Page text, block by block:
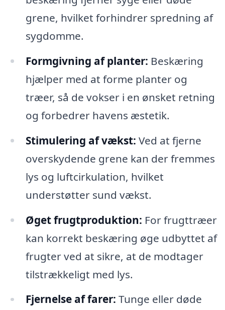
grene, hvilket forhindrer spredning af
sygdomme.
Formgivning af planter: Beskæring
hjælper med at forme planter og
træer, så de vokser i en ønsket retning
og forbedrer havens æstetik.
Stimulering af vækst: Ved at fjerne
overskydende grene kan der fremmes
lys og luftcirkulation, hvilket
understøtter sund vækst.
Øget frugtproduktion: For frugttræer
kan korrekt beskæring øge udbyttet af
frugter ved at sikre, at de modtager
tilstrækkeligt med lys.
Fjernelse af farer: Tunge eller døde